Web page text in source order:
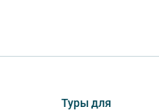
мажорнымиТуры для